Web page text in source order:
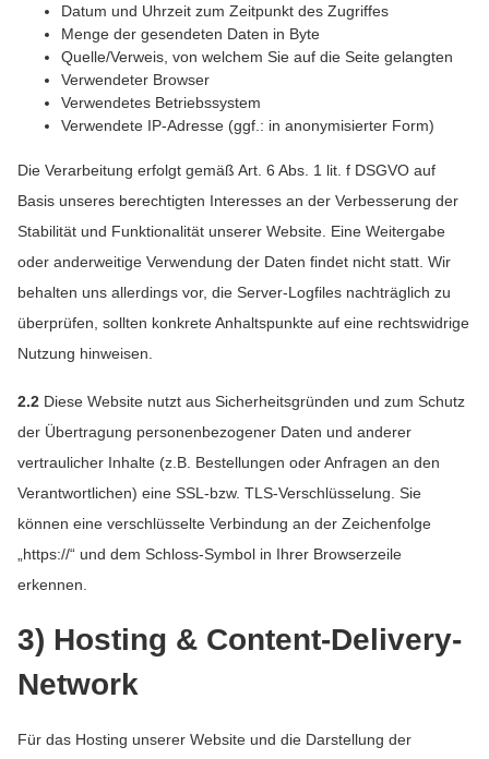
Datum und Uhrzeit zum Zeitpunkt des Zugriffes
Menge der gesendeten Daten in Byte
Quelle/Verweis, von welchem Sie auf die Seite gelangten
Verwendeter Browser
Verwendetes Betriebssystem
Verwendete IP-Adresse (ggf.: in anonymisierter Form)
Die Verarbeitung erfolgt gemäß Art. 6 Abs. 1 lit. f DSGVO auf
Basis unseres berechtigten Interesses an der Verbesserung der
Stabilität und Funktionalität unserer Website. Eine Weitergabe
oder anderweitige Verwendung der Daten findet nicht statt. Wir
behalten uns allerdings vor, die Server-Logfiles nachträglich zu
überprüfen, sollten konkrete Anhaltspunkte auf eine rechtswidrige
Nutzung hinweisen.
2.2 Diese Website nutzt aus Sicherheitsgründen und zum Schutz
der Übertragung personenbezogener Daten und anderer
vertraulicher Inhalte (z.B. Bestellungen oder Anfragen an den
Verantwortlichen) eine SSL-bzw. TLS-Verschlüsselung. Sie
können eine verschlüsselte Verbindung an der Zeichenfolge
„https://“ und dem Schloss-Symbol in Ihrer Browserzeile
erkennen.
3) Hosting & Content-Delivery-
Network
Für das Hosting unserer Website und die Darstellung der